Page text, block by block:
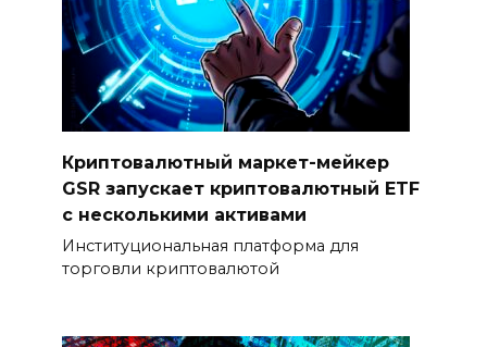
Криптовалютный маркет-мейкер
GSR запускает криптовалютный ETF
с несколькими активами
Институциональная платформа для
торговли криптовалютой